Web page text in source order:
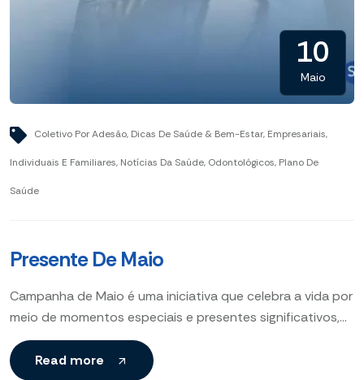
10
Maio
Coletivo Por Adesão, Dicas De Saúde & Bem-Estar, Empresariais,
Individuais E Familiares, Notícias Da Saúde, Odontológicos, Plano De
Saúde
Presente De Maio
Campanha de Maio é uma iniciativa que celebra a vida por
meio de momentos especiais e presentes significativos,
valorizando laços afetivos e incentivando celebrações
simplesRead more